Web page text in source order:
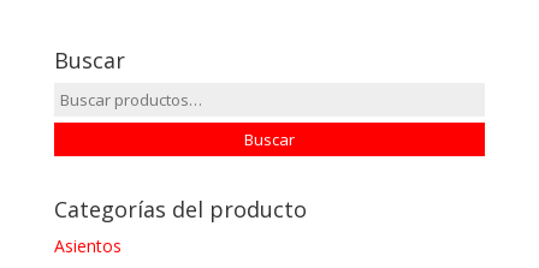
Buscar
Buscar
por:
Buscar
Categorías del producto
Asientos